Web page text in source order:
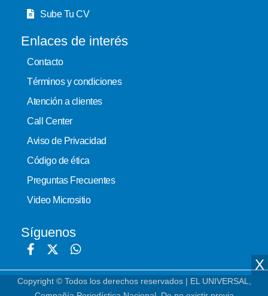
X
Sube Tu CV
Enlaces de interés
Contacto
Términos y condiciones
Atención a clientes
Call Center
Aviso de Privacidad
Código de ética
Preguntas Frecuentes
Video Micrositio
Síguenos
Copyright © Todos los derechos reservados | EL UNIVERSAL,